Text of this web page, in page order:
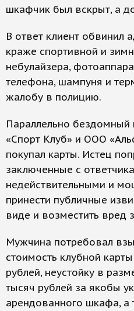
шкафчик был вскрыт, а
В ответ клиент обвинил
краже спортивной и
небулайзера,
телефона, шампуня и
жалобу в полицию.
Параллельно
«Спорт Клуб» и ООО
покупал карты. Истец
заключенные с
недействительными и
принести публичные
виде и возместить вред
Мужчина потребовал
стоимость клубной
рублей, неустойку в
тысяч рублей за якобы
арендованного шкафа, а